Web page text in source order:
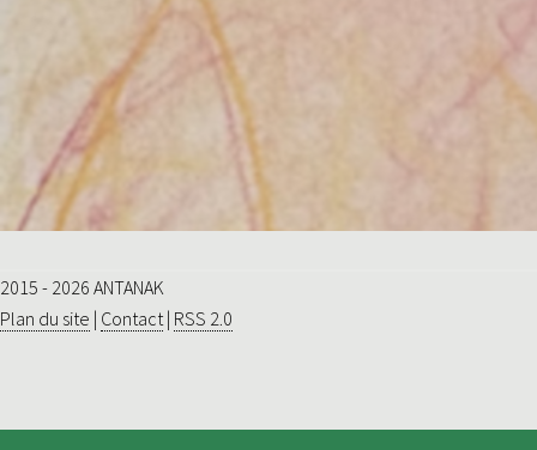
2015 - 2026 ANTANAK
Plan du site | Contact| RSS 2.0